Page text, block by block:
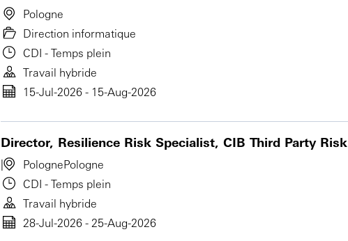
Pologne
Direction informatique
CDI - Temps plein
Travail hybride
15-Jul-2026 - 15-Aug-2026
Director, Resilience Risk Specialist, CIB Third Party Risk
PolognePologne
CDI - Temps plein
Travail hybride
28-Jul-2026 - 25-Aug-2026